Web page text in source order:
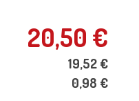
20,50 €
19,52 €
0,98 €